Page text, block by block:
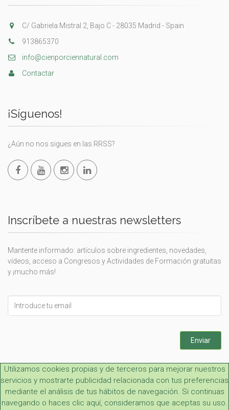
C/ Gabriela Mistral 2, Bajo C - 28035 Madrid - Spain
913865370
info@cienporciennatural.com
Contactar
¡Síguenos!
¿Aún no nos sigues en las RRSS?
Inscríbete a nuestras newsletters
Mantente informado: artículos sobre ingredientes, novedades,
vídeos, acceso a Congresos y Actividades de Formación gratuitas
y ¡mucho más!
this
field
Enviar
Utilizamos cookies propias y de terceros para mejorar nuestros
servicios y mostrarte publicidad relacionada con tus preferencias
mediante el análisis de tus hábitos de navegación. Si continuas
navegando o haces clic aquí, consideramos que aceptas su uso.